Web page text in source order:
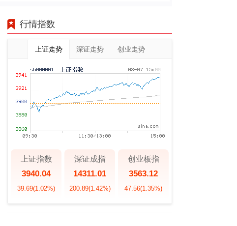
行情指数
上证走势 深证走势 创业走势
上证指数
3940.04
39.69(1.02%)
深证成指
14311.01
200.89(1.42%)
创业板指
3563.12
47.56(1.35%)